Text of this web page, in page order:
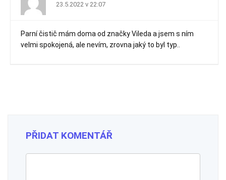
23.5.2022 v 22:07
Parní čistič mám doma od značky Vileda a jsem s ním
velmi spokojená, ale nevím, zrovna jaký to byl typ..
PŘIDAT KOMENTÁŘ